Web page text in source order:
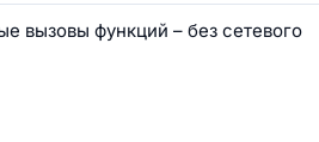
вызовы функций – без сетевого